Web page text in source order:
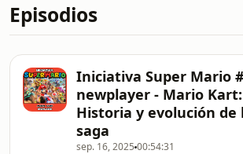
Episodios
Iniciativa Super Mario
newplayer - Mario Kart:
Historia y evolución de
saga
sep. 16, 2025 00:54:31